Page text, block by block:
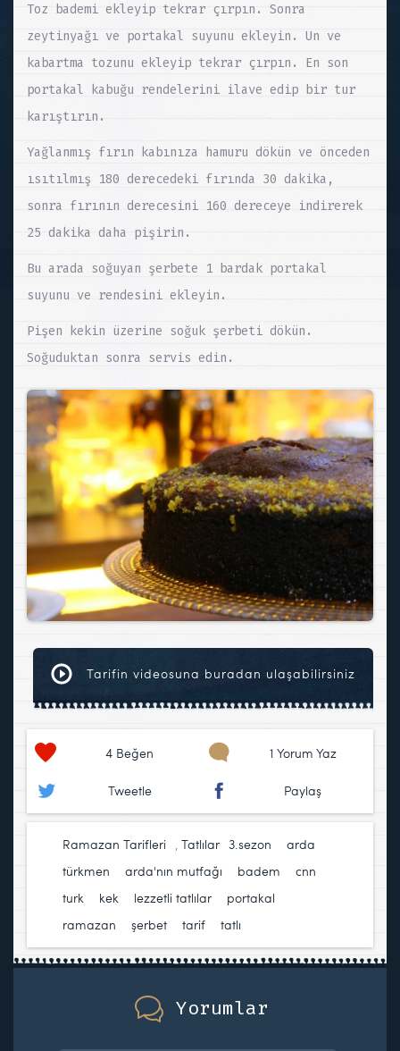
Toz bademi ekleyip tekrar çırpın. Sonra
zeytinyağı ve portakal suyunu ekleyin. Un ve
kabartma tozunu ekleyip tekrar çırpın. En son
portakal kabuğu rendelerini ilave edip bir tur
karıştırın.
Yağlanmış fırın kabınıza hamuru dökün ve önceden
ısıtılmış 180 derecedeki fırında 30 dakika,
sonra fırının derecesini 160 dereceye indirerek
25 dakika daha pişirin.
Bu arada soğuyan şerbete 1 bardak portakal
suyunu ve rendesini ekleyin.
Pişen kekin üzerine soğuk şerbeti dökün.
Soğuduktan sonra servis edin.
Tarifin videosuna buradan ulaşabilirsiniz
4 Beğen 1 Yorum Yaz
Tweetle Paylaş
Ramazan Tarifleri Tatlılar 3.sezon
arda
türkmen
arda'nın mutfağı badem
cnn
turk
kek lezzetli tatlılar portakal
ramazan
şerbet tarif tatlı
Yorumlar